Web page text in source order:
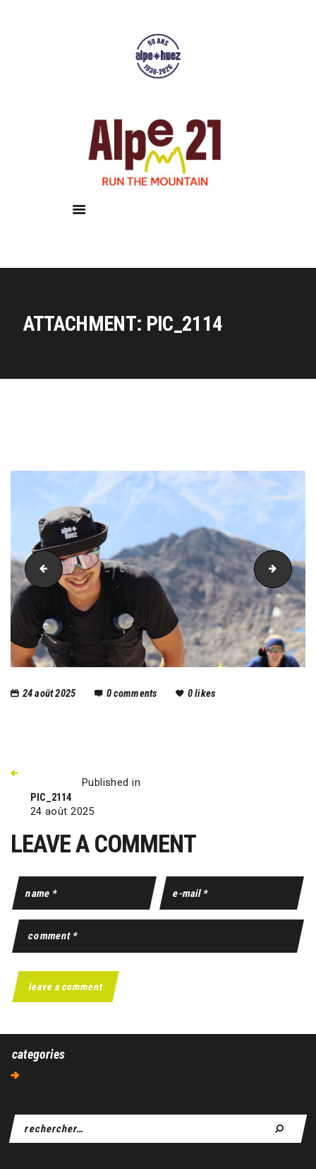
ATTACHMENT: PIC_2114
Résultats
Galerie
Infos pratiques
PIC_2113
24 août 2025 0comments 0likes
Published in
PIC_2114
24 août 2025
LEAVE A COMMENT
categories